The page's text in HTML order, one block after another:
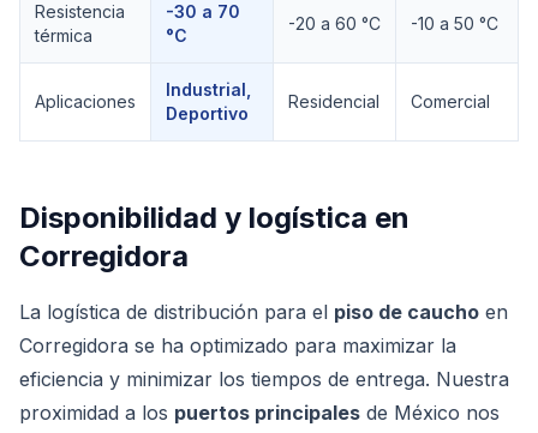
Resistencia
térmica
-30 a 70
°C
-20 a 60 °C -10 a 50 °C
Aplicaciones
Industrial,
Deportivo
Residencial Comercial
Disponibilidad y logística en
Corregidora
La logística de distribución para el piso de caucho en
Corregidora se ha optimizado para maximizar la
eficiencia y minimizar los tiempos de entrega. Nuestra
proximidad a los puertos principales de México nos